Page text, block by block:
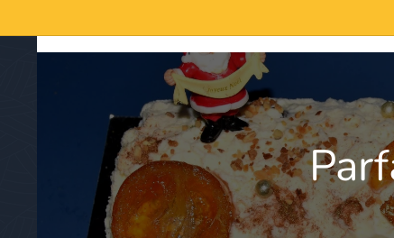
quoi-de-neuf/